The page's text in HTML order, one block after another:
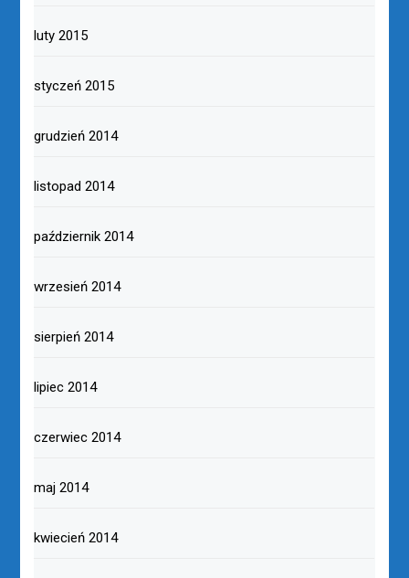
luty 2015
styczeń 2015
grudzień 2014
listopad 2014
październik 2014
wrzesień 2014
sierpień 2014
lipiec 2014
czerwiec 2014
maj 2014
kwiecień 2014